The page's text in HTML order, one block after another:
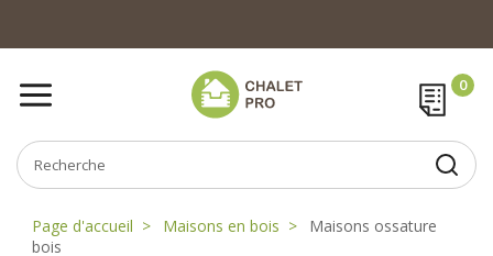
Page d'accueil Maisons en bois
Maisons ossature
bois